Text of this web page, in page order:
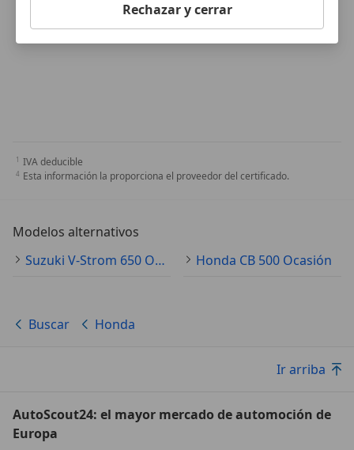
IVA deducible
Esta información la proporciona el proveedor del certificado.
Modelos alternativos
Suzuki V-Strom 650 Ocasión
Honda CB 500 Ocasión
Buscar Honda
Ir arriba
AutoScout24: el mayor mercado de automoción de
Europa
Rechazar y cerrar